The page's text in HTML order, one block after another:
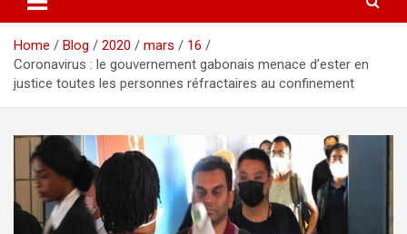
Home Blog 2020 mars
16
Coronavirus : le gouvernement gabonais menace d’ester en
justice toutes les personnes réfractaires au confinement